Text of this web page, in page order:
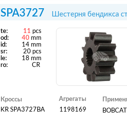
SPA3727 Шестерня бендикса
te: 11
pcs
od:
40 mm
id:
14 mm
sr:
20 pcs
le:
18 mm
ro:
CR
Кроссы
KR SPA3727BA
Агрегаты
1198169